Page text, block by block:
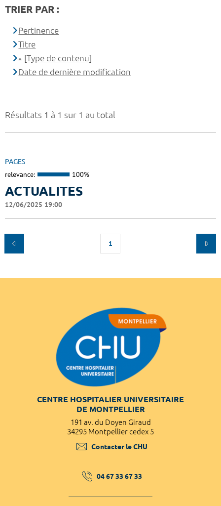
Résultats 1 à 1 sur 1 au total
PAGES
relevance: 100%
ACTUALITES
12/06/2025 19:00
1
TRIER PAR :
Pertinence
Titre
[Type de contenu]
Date de dernière modification
CENTRE HOSPITALIER UNIVERSITAIRE
DE MONTPELLIER
191 av. du Doyen Giraud
34295 Montpellier cedex 5
Contacter le CHU
04 67 33 67 33